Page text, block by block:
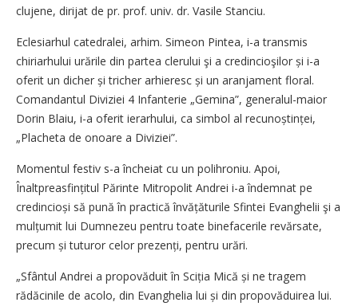
clujene, dirijat de pr. prof. univ. dr. Vasile Stanciu.
Eclesiarhul catedralei, arhim. Simeon Pintea, i-a transmis
chiriarhului urările din partea clerului şi a credincioşilor și i-a
oferit un dicher și tricher arhieresc și un aranjament floral.
Comandantul Diviziei 4 Infanterie „Gemina”, generalul-maior
Dorin Blaiu, i-a oferit ierarhului, ca simbol al recunoștinței,
„Placheta de onoare a Diviziei”.
Momentul festiv s-a încheiat cu un polihroniu. Apoi,
Înaltpreasfin­țitul Părinte Mitropolit Andrei i-a îndemnat pe
credincioși să pună în practică învățăturile Sfintei Evanghelii şi a
mulțumit lui Dumnezeu pentru toate binefacerile revărsate,
precum și tuturor celor prezenți, pentru urări.
„Sfântul Andrei a propovăduit în Sciția Mică și ne tragem
rădăcinile de acolo, din Evanghelia lui și din propovăduirea lui.